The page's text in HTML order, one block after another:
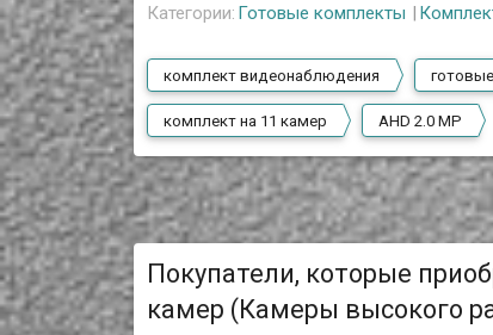
Категории: Готовые комплекты
комплект видеонаблюдения
комплект на 11 камер AHD 2.0 MP
Покупатели, которые
камер (Камеры высокого